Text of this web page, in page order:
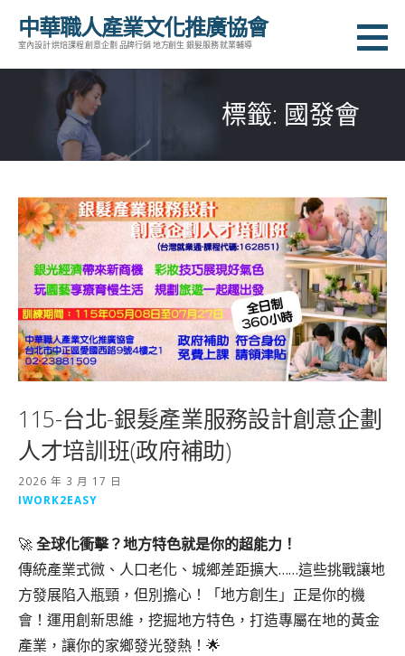
中華職人產業文化推廣協會
室內設計 烘焙課程 創意企劃 品牌行銷 地方創生 銀髮服務 就業輔導
標籤: 國發會
115-台北-銀髮產業服務設計創意企劃
人才培訓班(政府補助)
2026 年 3 月 17 日
IWORK2EASY
🚀全球化衝擊？地方特色就是你的超能力！
傳統產業式微、人口老化、城鄉差距擴大……這些挑戰讓地
方發展陷入瓶頸，但別擔心！「地方創生」正是你的機
會！運用創新思維，挖掘地方特色，打造專屬在地的黃金
產業，讓你的家鄉發光發熱！🌟